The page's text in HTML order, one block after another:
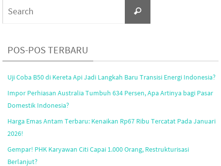
Search
POS-POS TERBARU
Uji Coba B50 di Kereta Api Jadi Langkah Baru Transisi Energi Indonesia?
Impor Perhiasan Australia Tumbuh 634 Persen, Apa Artinya bagi Pasar
Domestik Indonesia?
Harga Emas Antam Terbaru: Kenaikan Rp67 Ribu Tercatat Pada Januari
2026!
Gempar! PHK Karyawan Citi Capai 1.000 Orang, Restrukturisasi
Berlanjut?